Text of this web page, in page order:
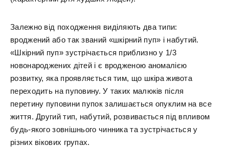
Залежно від походження виділяють два типи:
вроджений або так званий «шкірний пуп» і набутий.
«Шкірний пуп» зустрічається приблизно у 1/3
новонароджених дітей і є вродженою аномалією
розвитку, яка проявляється тим, що шкіра живота
переходить на пуповину. У таких малюків після
перетину пуповини пупок залишається опуклим на все
життя. Другий тип, набутий, розвивається під впливом
будь-якого зовнішнього чинника та зустрічається у
різних вікових групах.